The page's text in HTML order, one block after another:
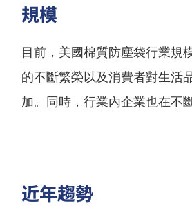
規模
目前，美國棉質防塵袋行業規
的不斷繁榮以及消費者對生活
加。同時，行業內企業也在不
近年趨勢